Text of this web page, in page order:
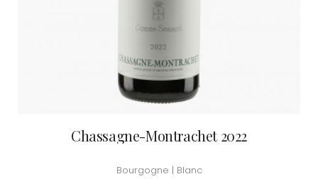
Chassagne-Montrachet 2022
Bourgogne | Blanc